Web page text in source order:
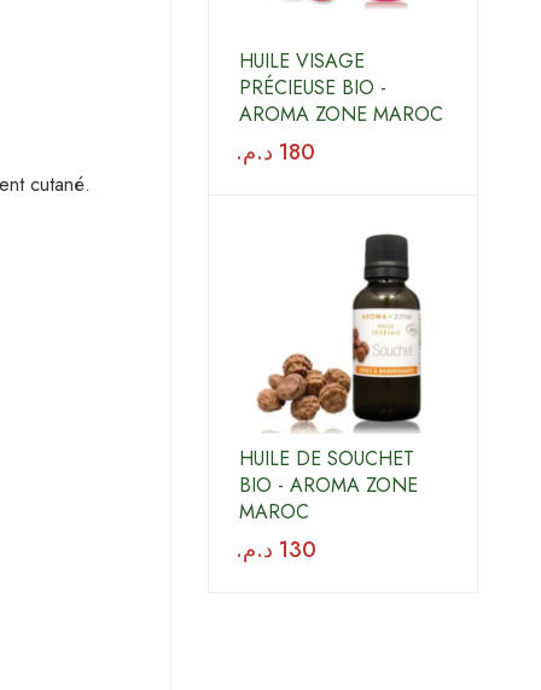
cutané.
HUILE VISAGE
PRÉCIEUSE BIO -
AROMA ZONE MAROC
180 د.م.
HUILE DE SOUCHET
BIO - AROMA ZONE
MAROC
130 د.م.